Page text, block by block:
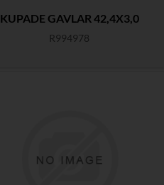
KUPADE GAVLAR 42,4X3,0
R994978